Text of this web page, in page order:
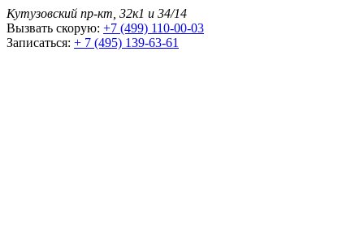
Кутузовский пр-кт, 32к1 и 34/14
Вызвать скорую: +7 (499) 110-00-03
Записаться: + 7 (495) 139-63-61